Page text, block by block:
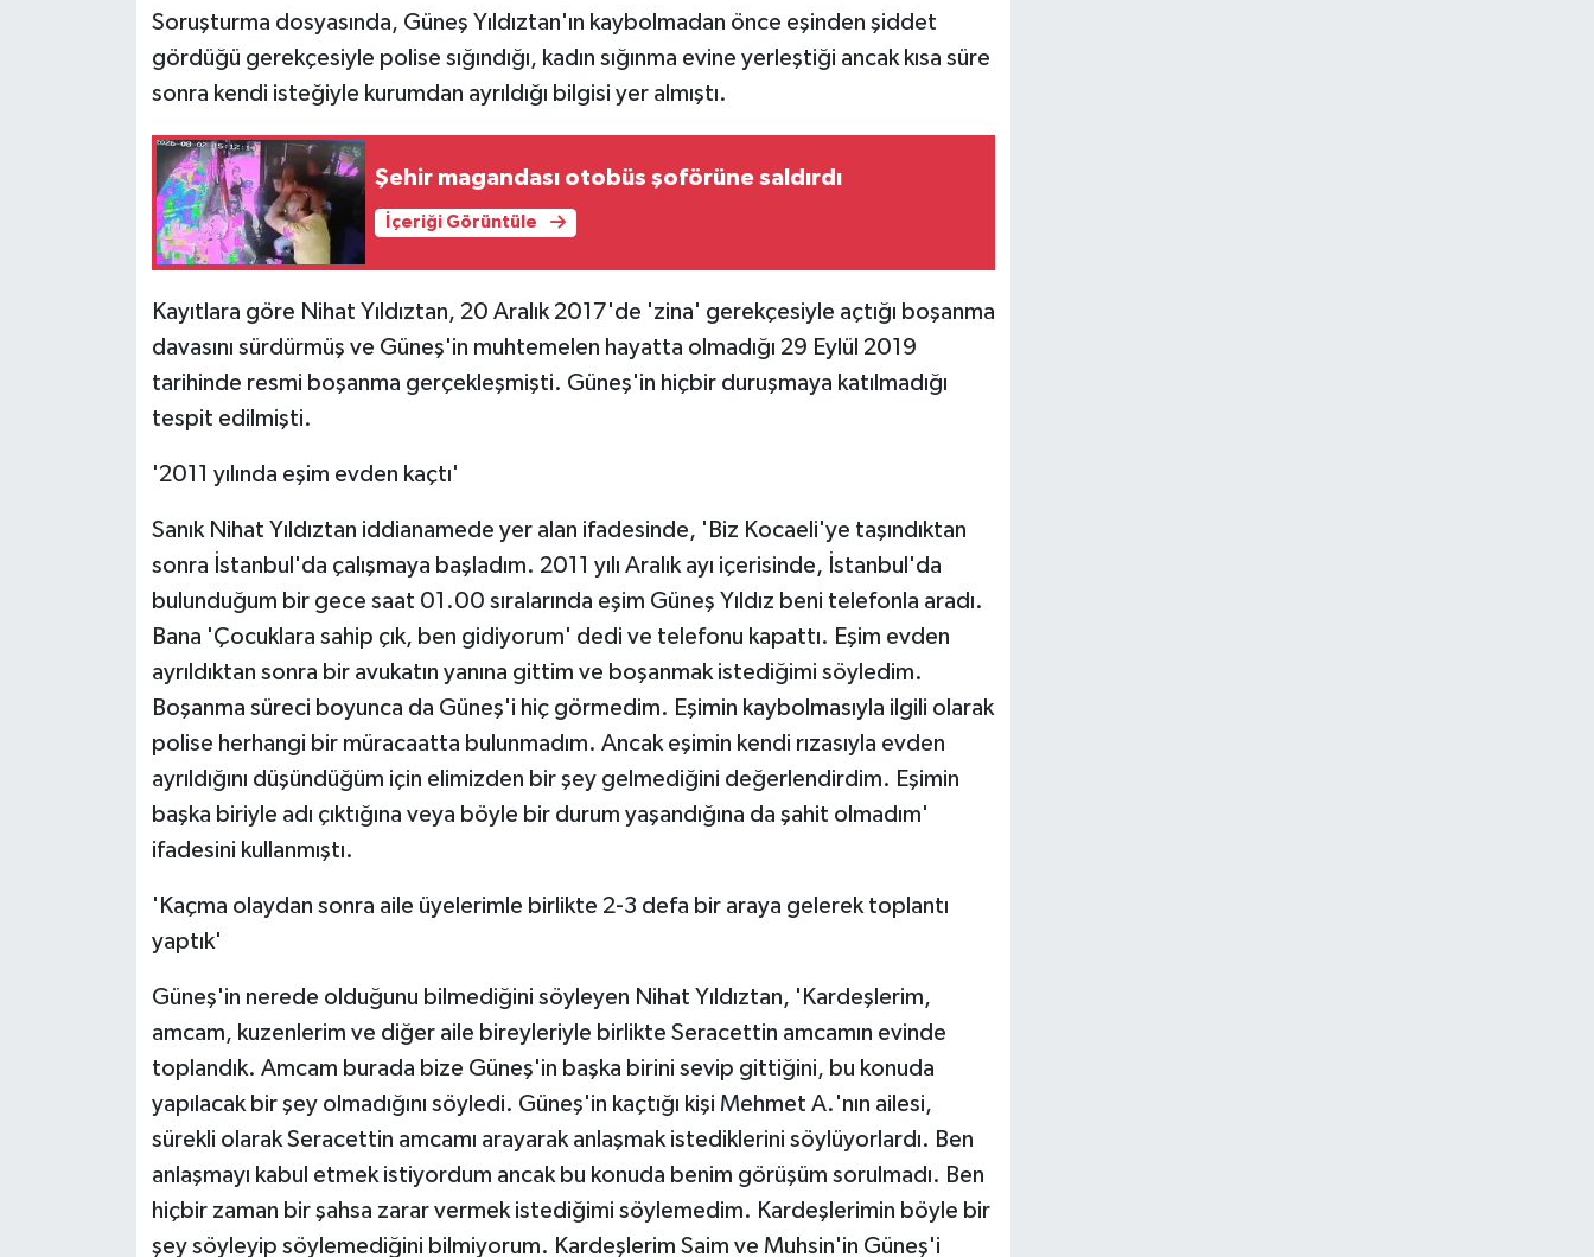
Soruşturma dosyasında, Güneş Yıldıztan'ın kaybolmadan önce eşinden şiddet
gördüğü gerekçesiyle polise sığındığı, kadın sığınma evine yerleştiği ancak kısa süre
sonra kendi isteğiyle kurumdan ayrıldığı bilgisi yer almıştı.
Şehir magandası otobüs şoförüne saldırdı
İçeriği Görüntüle
Kayıtlara göre Nihat Yıldıztan, 20 Aralık 2017'de 'zina' gerekçesiyle açtığı boşanma
davasını sürdürmüş ve Güneş'in muhtemelen hayatta olmadığı 29 Eylül 2019
tarihinde resmi boşanma gerçekleşmişti. Güneş'in hiçbir duruşmaya katılmadığı
tespit edilmişti.
'2011 yılında eşim evden kaçtı'
Sanık Nihat Yıldıztan iddianamede yer alan ifadesinde, 'Biz Kocaeli'ye taşındıktan
sonra İstanbul'da çalışmaya başladım. 2011 yılı Aralık ayı içerisinde, İstanbul'da
bulunduğum bir gece saat 01.00 sıralarında eşim Güneş Yıldız beni telefonla aradı.
Bana 'Çocuklara sahip çık, ben gidiyorum' dedi ve telefonu kapattı. Eşim evden
ayrıldıktan sonra bir avukatın yanına gittim ve boşanmak istediğimi söyledim.
Boşanma süreci boyunca da Güneş'i hiç görmedim. Eşimin kaybolmasıyla ilgili olarak
polise herhangi bir müracaatta bulunmadım. Ancak eşimin kendi rızasıyla evden
ayrıldığını düşündüğüm için elimizden bir şey gelmediğini değerlendirdim. Eşimin
başka biriyle adı çıktığına veya böyle bir durum yaşandığına da şahit olmadım'
ifadesini kullanmıştı.
'Kaçma olaydan sonra aile üyelerimle birlikte 2-3 defa bir araya gelerek toplantı
yaptık'
Güneş'in nerede olduğunu bilmediğini söyleyen Nihat Yıldıztan, 'Kardeşlerim,
amcam, kuzenlerim ve diğer aile bireyleriyle birlikte Seracettin amcamın evinde
toplandık. Amcam burada bize Güneş'in başka birini sevip gittiğini, bu konuda
yapılacak bir şey olmadığını söyledi. Güneş'in kaçtığı kişi Mehmet A.'nın ailesi,
sürekli olarak Seracettin amcamı arayarak anlaşmak istediklerini söylüyorlardı. Ben
anlaşmayı kabul etmek istiyordum ancak bu konuda benim görüşüm sorulmadı. Ben
hiçbir zaman bir şahsa zarar vermek istediğimi söylemedim. Kardeşlerimin böyle bir
şey söyleyip söylemediğini bilmiyorum. Kardeşlerim Saim ve Muhsin'in Güneş'i